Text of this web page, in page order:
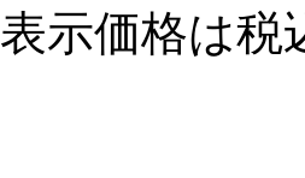
表示価格は税